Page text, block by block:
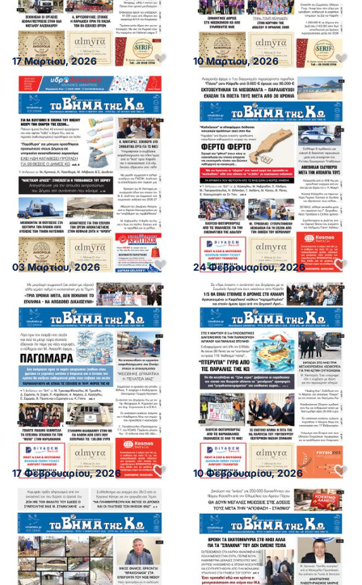
17 Μαρτίου, 2026 10 Μαρτίου, 2026
03 Μαρτίου, 2026 24 Φεβρουαρίου, 2026
17 Φεβρουαρίου, 2026 10 Φεβρουαρίου, 2026